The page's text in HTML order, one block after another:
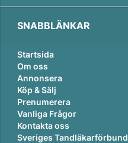
SNABBLÄNKAR
Startsida
Om oss
Annonsera
Köp & Sälj
Prenumerera
Vanliga Frågor
Kontakta oss
Sveriges Tandläkarförbund